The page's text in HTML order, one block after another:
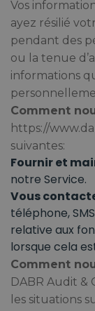
Vos
ayez résilié
pendant des
ou la tenue
informations
Comment
https://
suivantes:
Fournir et
notre Service.
Vous
téléphone,
relative aux
lorsque cela
Comment
DABR Audit &
les situations